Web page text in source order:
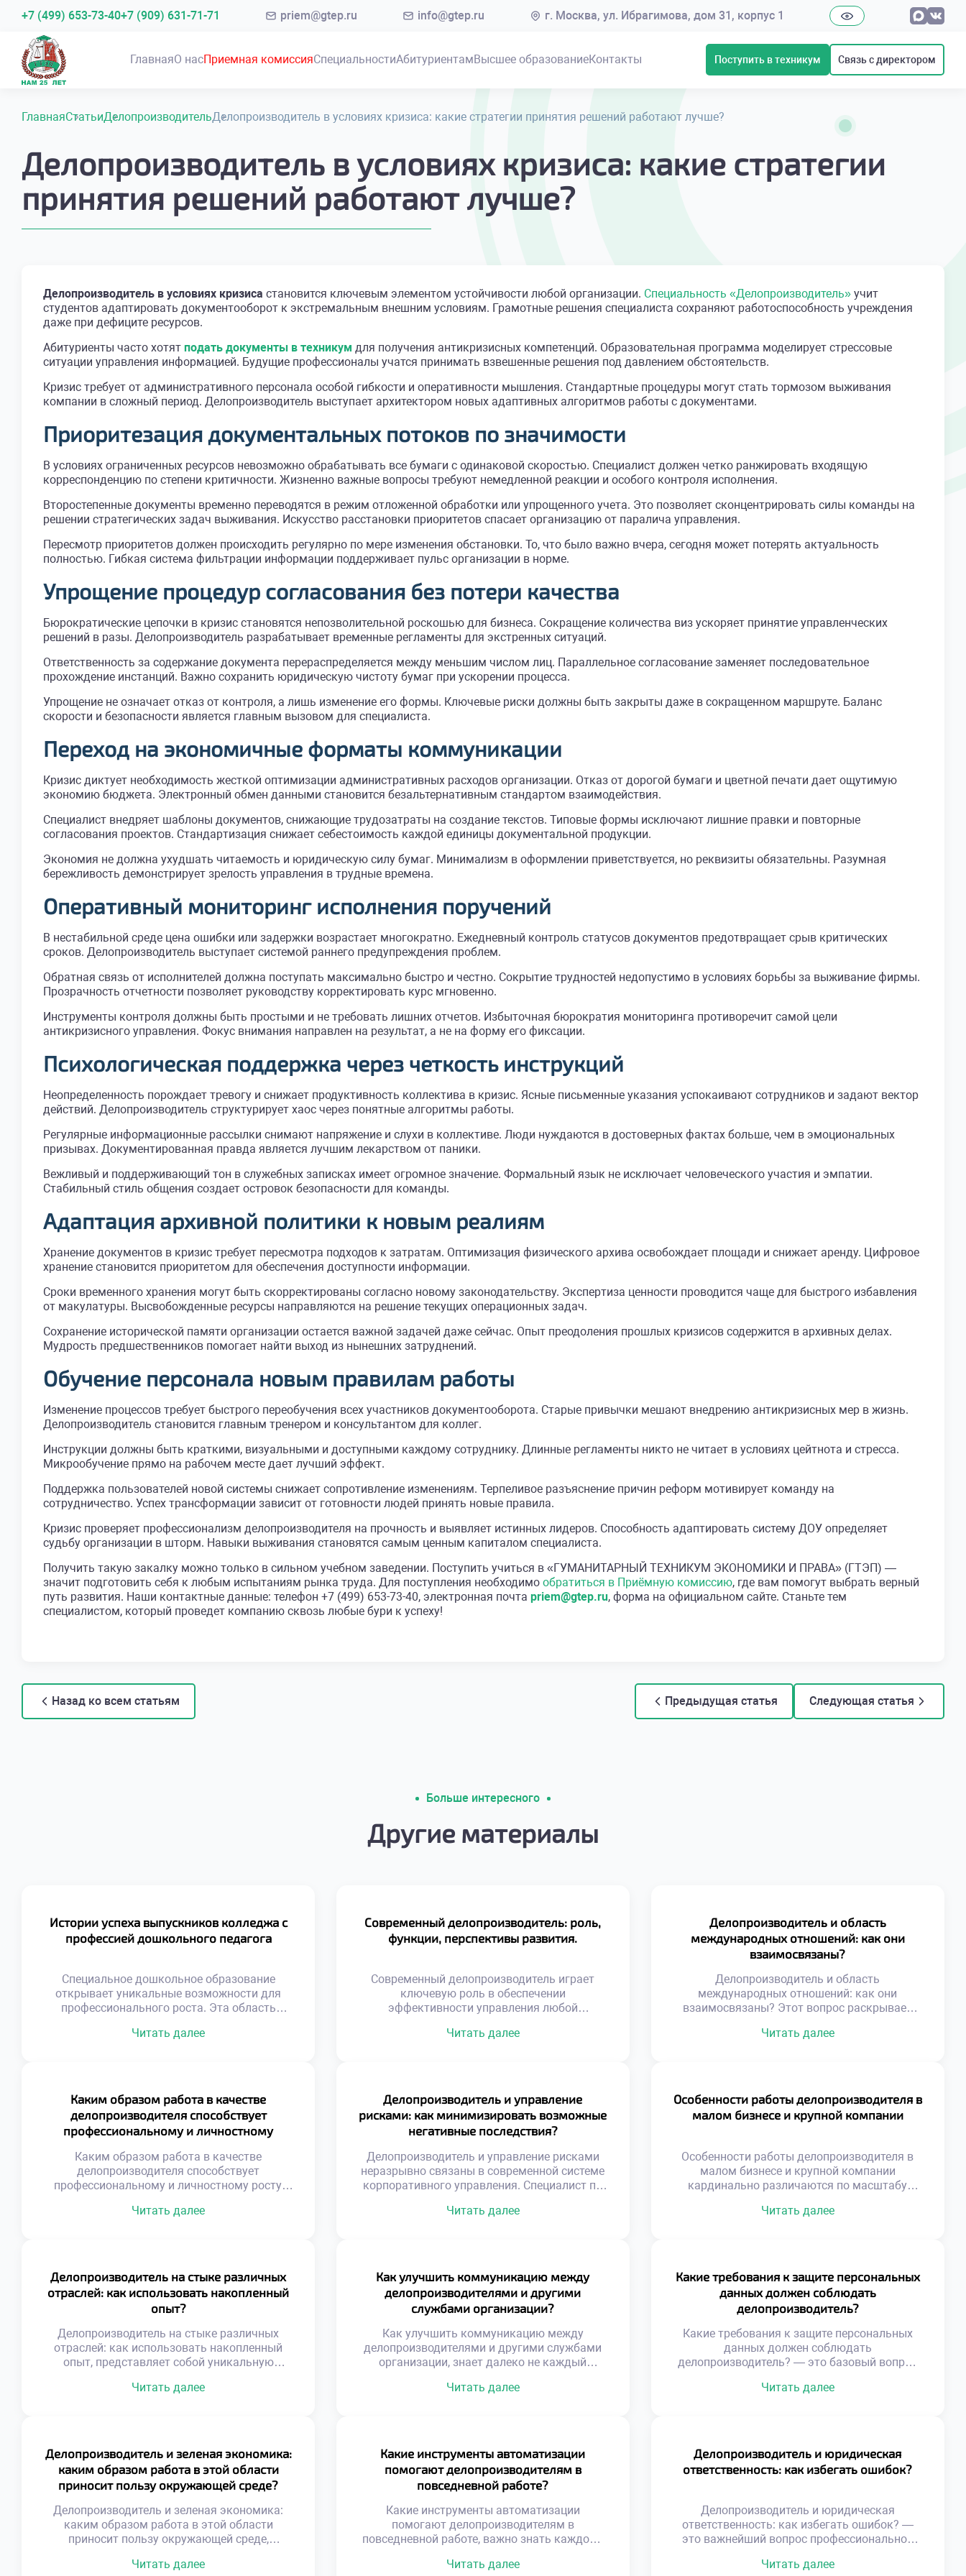
+7 (499) 653-73-40+7 (909) 631-71-71 priem@gtep.ru info@gtep.ru г. Москва, ул. Ибрагимова, дом 31, корпус 1
ГлавнаяО насПриемная комиссияСпециальностиАбитуриентам Высшее образованиеКонтакты Поступить в техникум Связь с директором
ГлавнаяСтатьиДелопроизводительДелопроизводитель в условиях кризиса: какие стратегии принятия решений работают лучше?
Делопроизводитель в условиях кризиса: какие стратегии
принятия решений работают лучше?
Делопроизводитель в условиях кризиса становится ключевым элементом устойчивости любой организации. Специальность «Делопроизводитель» учит
студентов адаптировать документооборот к экстремальным внешним условиям. Грамотные решения специалиста сохраняют работоспособность учреждения
даже при дефиците ресурсов.
Абитуриенты часто хотят подать документы в техникум для получения антикризисных компетенций. Образовательная программа моделирует стрессовые
ситуации управления информацией. Будущие профессионалы учатся принимать взвешенные решения под давлением обстоятельств.
Кризис требует от административного персонала особой гибкости и оперативности мышления. Стандартные процедуры могут стать тормозом выживания
компании в сложный период. Делопроизводитель выступает архитектором новых адаптивных алгоритмов работы с документами.
Приоритезация документальных потоков по значимости
В условиях ограниченных ресурсов невозможно обрабатывать все бумаги с одинаковой скоростью. Специалист должен четко ранжировать входящую
корреспонденцию по степени критичности. Жизненно важные вопросы требуют немедленной реакции и особого контроля исполнения.
Второстепенные документы временно переводятся в режим отложенной обработки или упрощенного учета. Это позволяет сконцентрировать силы команды на
решении стратегических задач выживания. Искусство расстановки приоритетов спасает организацию от паралича управления.
Пересмотр приоритетов должен происходить регулярно по мере изменения обстановки. То, что было важно вчера, сегодня может потерять актуальность
полностью. Гибкая система фильтрации информации поддерживает пульс организации в норме.
Упрощение процедур согласования без потери качества
Бюрократические цепочки в кризис становятся непозволительной роскошью для бизнеса. Сокращение количества виз ускоряет принятие управленческих
решений в разы. Делопроизводитель разрабатывает временные регламенты для экстренных ситуаций.
Ответственность за содержание документа перераспределяется между меньшим числом лиц. Параллельное согласование заменяет последовательное
прохождение инстанций. Важно сохранить юридическую чистоту бумаг при ускорении процесса.
Упрощение не означает отказ от контроля, а лишь изменение его формы. Ключевые риски должны быть закрыты даже в сокращенном маршруте. Баланс
скорости и безопасности является главным вызовом для специалиста.
Переход на экономичные форматы коммуникации
Кризис диктует необходимость жесткой оптимизации административных расходов организации. Отказ от дорогой бумаги и цветной печати дает ощутимую
экономию бюджета. Электронный обмен данными становится безальтернативным стандартом взаимодействия.
Специалист внедряет шаблоны документов, снижающие трудозатраты на создание текстов. Типовые формы исключают лишние правки и повторные
согласования проектов. Стандартизация снижает себестоимость каждой единицы документальной продукции.
Экономия не должна ухудшать читаемость и юридическую силу бумаг. Минимализм в оформлении приветствуется, но реквизиты обязательны. Разумная
бережливость демонстрирует зрелость управления в трудные времена.
Оперативный мониторинг исполнения поручений
В нестабильной среде цена ошибки или задержки возрастает многократно. Ежедневный контроль статусов документов предотвращает срыв критических
сроков. Делопроизводитель выступает системой раннего предупреждения проблем.
Обратная связь от исполнителей должна поступать максимально быстро и честно. Сокрытие трудностей недопустимо в условиях борьбы за выживание фирмы.
Прозрачность отчетности позволяет руководству корректировать курс мгновенно.
Инструменты контроля должны быть простыми и не требовать лишних отчетов. Избыточная бюрократия мониторинга противоречит самой цели
антикризисного управления. Фокус внимания направлен на результат, а не на форму его фиксации.
Психологическая поддержка через четкость инструкций
Неопределенность порождает тревогу и снижает продуктивность коллектива в кризис. Ясные письменные указания успокаивают сотрудников и задают вектор
действий. Делопроизводитель структурирует хаос через понятные алгоритмы работы.
Регулярные информационные рассылки снимают напряжение и слухи в коллективе. Люди нуждаются в достоверных фактах больше, чем в эмоциональных
призывах. Документированная правда является лучшим лекарством от паники.
Вежливый и поддерживающий тон в служебных записках имеет огромное значение. Формальный язык не исключает человеческого участия и эмпатии.
Стабильный стиль общения создает островок безопасности для команды.
Адаптация архивной политики к новым реалиям
Хранение документов в кризис требует пересмотра подходов к затратам. Оптимизация физического архива освобождает площади и снижает аренду. Цифровое
хранение становится приоритетом для обеспечения доступности информации.
Сроки временного хранения могут быть скорректированы согласно новому законодательству. Экспертиза ценности проводится чаще для быстрого избавления
от макулатуры. Высвобожденные ресурсы направляются на решение текущих операционных задач.
Сохранение исторической памяти организации остается важной задачей даже сейчас. Опыт преодоления прошлых кризисов содержится в архивных делах.
Мудрость предшественников помогает найти выход из нынешних затруднений.
Обучение персонала новым правилам работы
Изменение процессов требует быстрого переобучения всех участников документооборота. Старые привычки мешают внедрению антикризисных мер в жизнь.
Делопроизводитель становится главным тренером и консультантом для коллег.
Инструкции должны быть краткими, визуальными и доступными каждому сотруднику. Длинные регламенты никто не читает в условиях цейтнота и стресса.
Микрообучение прямо на рабочем месте дает лучший эффект.
Поддержка пользователей новой системы снижает сопротивление изменениям. Терпеливое разъяснение причин реформ мотивирует команду на
сотрудничество. Успех трансформации зависит от готовности людей принять новые правила.
Кризис проверяет профессионализм делопроизводителя на прочность и выявляет истинных лидеров. Способность адаптировать систему ДОУ определяет
судьбу организации в шторм. Навыки выживания становятся самым ценным капиталом специалиста.
Получить такую закалку можно только в сильном учебном заведении. Поступить учиться в «ГУМАНИТАРНЫЙ ТЕХНИКУМ ЭКОНОМИКИ И ПРАВА» (ГТЭП) —
значит подготовить себя к любым испытаниям рынка труда. Для поступления необходимо обратиться в Приёмную комиссию, где вам помогут выбрать верный
путь развития. Наши контактные данные: телефон +7 (499) 653-73-40, электронная почта priem@gtep.ru, форма на официальном сайте. Станьте тем
специалистом, который проведет компанию сквозь любые бури к успеху!
Назад ко всем статьям Предыдущая статья Следующая статья
Больше интересного
Другие материалы
Истории успеха выпускников колледжа с
профессией дошкольного педагога
Специальное дошкольное образование
открывает уникальные возможности для
профессионального роста. Эта область
детям. Выпускники становятся настоящими
была востребованной и уважаемой в
обществе. Сегодня спрос на
квалифицированных специалистов только
возрастает. Родители ищут лучших
воспитателей для […]
Читать далее
Современный делопроизводитель: роль,
функции, перспективы развития.
Современный делопроизводитель играет
ключевую роль в обеспечении
эффективности управления любой
трансформировалась из технической
юридическую безопасность компании.
Именно от его компетенций зависит скорость
принятия решений и качество корпоративных
коммуникаций. Функционал документаведа
вышел далеко за рамки простой регистрации
бумаг и архивирования. Цифровизация […]
Читать далее
Делопроизводитель и область
международных отношений: как они
взаимосвязаны?
Делопроизводитель и область
международных отношений: как они
взаимосвязаны? Этот вопрос раскрывает
Документационное обеспечение
культурами делового общения. Грамотное
оформление бумаг гарантирует успех
трансграничных сделок. Понимание этой
международной коммуникации.
Международный документооборот
регулируется сложной системой норм.
Национальные правила часто […]
Читать далее
Каким образом работа в качестве
делопроизводителя способствует
профессиональному и личностному
Каким образом работа в качестве
делопроизводителя способствует
профессиональному и личностному росту,
выбора карьеры. Эта профессия
выстраивает системы. Работа с информацией
развивает аналитическое мышление и
внимательность к деталям. Ответственность
за документы формирует зрелость и
дисциплину. Личностные качества
совершенствуются […]
Читать далее
Делопроизводитель и управление
рисками: как минимизировать возможные
негативные последствия?
Делопроизводитель и управление рисками
неразрывно связаны в современной системе
корпоративного управления. Специалист по
первым рубежом защиты организации от
профилактика проблем отличает
профессионала высокого класса от обычного
исполнителя. Управление рисками требует
системного мышления и глубокого
понимания бизнес-процессов. Недостаточно
просто оформлять […]
Читать далее
Особенности работы делопроизводителя в
малом бизнесе и крупной компании
Особенности работы делопроизводителя в
малом бизнесе и крупной компании
кардинально различаются по масштабу
выполняет функции универсального
различий помогает осознанно строить
карьерную траекторию. Выбор места работы
определяет ежедневную рутину и темп
профессионального роста. Специфика среды
формирует уникальный набор компетенций
[…]
Читать далее
Делопроизводитель на стыке различных
отраслей: как использовать накопленный
опыт?
Делопроизводитель на стыке различных
отраслей: как использовать накопленный
опыт, представляет собой уникальную
Универсальность навыков
разными индустриями и культурами.
Накопленный багаж знаний
трансформируется в конкурентное
преимущество на рынке труда. Переход из
одной отрасли в другую обогащает
экспертный кругозор. Умение адаптировать
стандарты […]
Читать далее
Как улучшить коммуникацию между
делопроизводителями и другими
службами организации?
Как улучшить коммуникацию между
делопроизводителями и другими службами
организации, знает далеко не каждый
отделов является фундаментом успешной
связи напрямую определяет скорость бизнес-
процессов и общую результативность.
Конфликты и задержки часто возникают из-
за непонимания специфики смежных
функций. Сотрудники видят только свою […]
Читать далее
Какие требования к защите персональных
данных должен соблюдать
делопроизводитель?
Какие требования к защите персональных
данных должен соблюдать
делопроизводитель? — это базовый вопрос
Работа с документами неразрывно связана с
организации и самого специалиста.
Делопроизводитель выступает первым
рубежом защиты чувствительных сведений.
обязательной компетенцией современного
сотрудника. […]
Читать далее
Делопроизводитель и зеленая экономика:
каким образом работа в этой области
приносит пользу окружающей среде?
Делопроизводитель и зеленая экономика:
каким образом работа в этой области
приносит пользу окружающей среде,
бизнеса. Экологическая ответственность
Читать далее
Какие инструменты автоматизации
помогают делопроизводителям в
повседневной работе?
Какие инструменты автоматизации
помогают делопроизводителям в
повседневной работе, важно знать каждому
технологии кардинально изменили подход к
Читать далее
Делопроизводитель и юридическая
ответственность: как избегать ошибок?
Делопроизводитель и юридическая
ответственность: как избегать ошибок? —
это важнейший вопрос профессиональной
обеспечение управления напрямую влияет на
Читать далее